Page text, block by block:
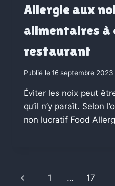
Allergie aux
alimentaires à
restaurant
Publié le16 septembre 2023
Éviter les noix peut
qu’il n’y paraît. Selon
non lucratif Food
Previous
1 … 17